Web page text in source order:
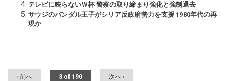
テレビに映らないＷ杯 警察の取り締まり強化と強制退去
サウジのバンダル王子がシリア反政府勢力を支援 1980年代の再
現か
‹ 前へ 3 of 190 次へ ›